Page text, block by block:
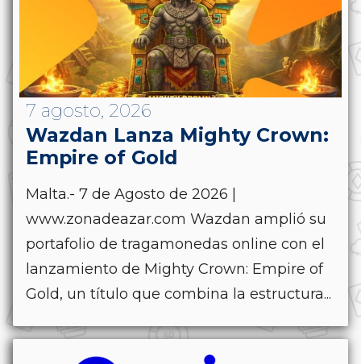
7 agosto, 2026
Wazdan Lanza Mighty Crown:
Empire of Gold
Malta.- 7 de Agosto de 2026 |
www.zonadeazar.com Wazdan amplió su
portafolio de tragamonedas online con el
lanzamiento de Mighty Crown: Empire of
Gold, un título que combina la estructura...